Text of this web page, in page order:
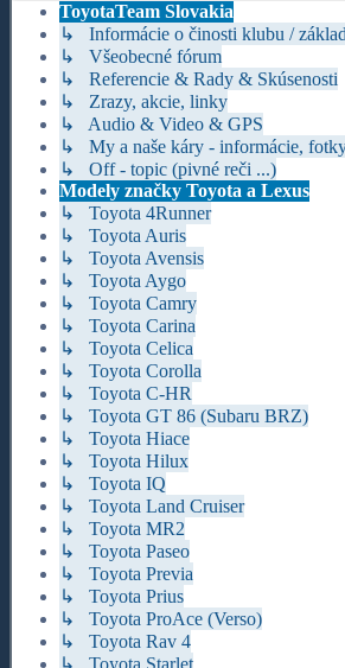
ToyotaTeam Slovakia
↳ Informácie o činosti klubu /
↳ Všeobecné fórum
↳ Referencie & Rady & Skúsenosti
↳ Zrazy, akcie, linky
↳ Audio & Video & GPS
↳ My a naše káry - informácie,
↳ Off - topic (pivné reči ...)
Modely značky Toyota a Lexus
↳ Toyota 4Runner
↳ Toyota Auris
↳ Toyota Avensis
↳ Toyota Aygo
↳ Toyota Camry
↳ Toyota Carina
↳ Toyota Celica
↳ Toyota Corolla
↳ Toyota C-HR
↳ Toyota GT 86 (Subaru BRZ)
↳ Toyota Hiace
↳ Toyota Hilux
↳ Toyota IQ
↳ Toyota Land Cruiser
↳ Toyota MR2
↳ Toyota Paseo
↳ Toyota Previa
↳ Toyota Prius
↳ Toyota ProAce (Verso)
↳ Toyota Rav 4